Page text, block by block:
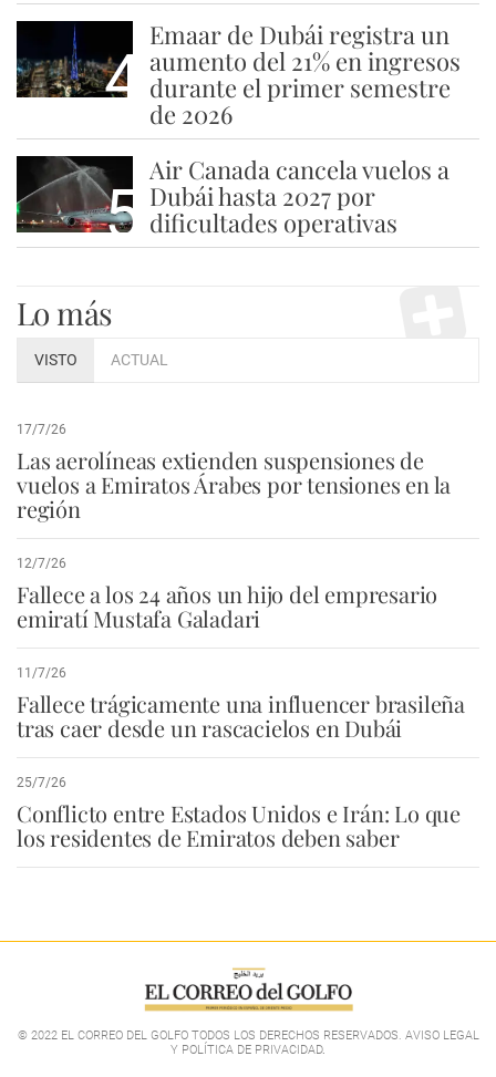
4
Emaar de Dubái registra un
aumento del 21% en ingresos
durante el primer semestre
de 2026
5
Air Canada cancela vuelos a
Dubái hasta 2027 por
dificultades operativas
Lo más
VISTO ACTUAL
17/7/26
Las aerolíneas extienden suspensiones de
vuelos a Emiratos Árabes por tensiones en la
región
12/7/26
Fallece a los 24 años un hijo del empresario
emiratí Mustafa Galadari
11/7/26
Fallece trágicamente una influencer brasileña
tras caer desde un rascacielos en Dubái
25/7/26
Conflicto entre Estados Unidos e Irán: Lo que
los residentes de Emiratos deben saber
© 2022 EL CORREO DEL GOLFO TODOS LOS DERECHOS RESERVADOS. AVISO LEGAL
Y POLÍTICA DE PRIVACIDAD.